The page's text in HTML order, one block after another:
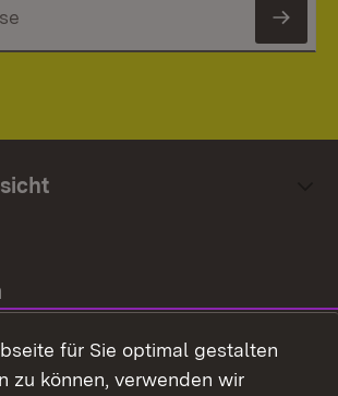
für Sie optimal gestalten
zu können, verwenden wir